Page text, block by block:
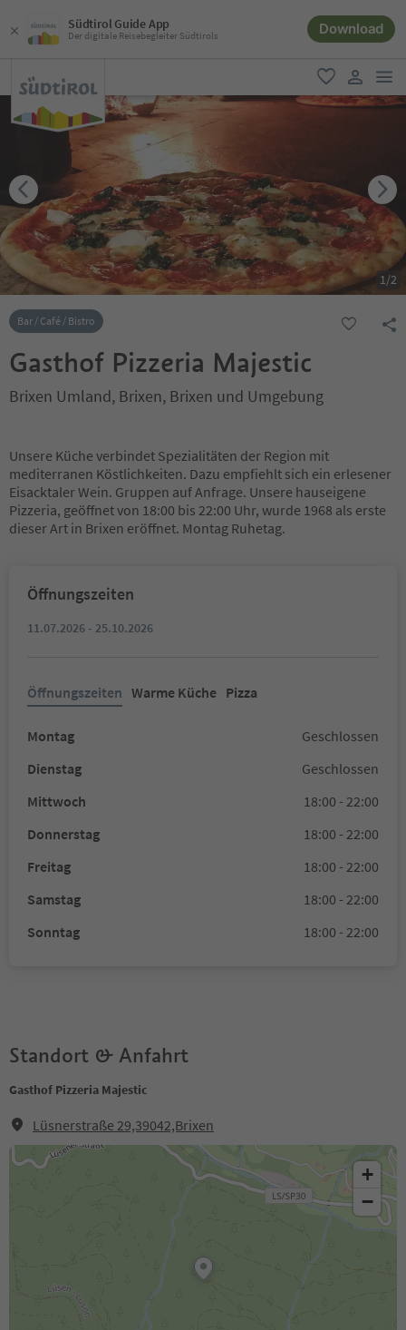
Südtirol Guide App
Der digitale Reisebegleiter Südtirols Download
favorit
user link
1/2
Bar / Café / Bistro
Gasthof Pizzeria Majestic
Brixen Umland, Brixen, Brixen und Umgebung
Unsere Küche verbindet Spezialitäten der Region mit
mediterranen Köstlichkeiten. Dazu empfiehlt sich ein erlesener
Eisacktaler Wein. Gruppen auf Anfrage. Unsere hauseigene
Pizzeria, geöffnet von 18:00 bis 22:00 Uhr, wurde 1968 als erste
dieser Art in Brixen eröffnet. Montag Ruhetag.
Öffnungszeiten
11.07.2026 - 25.10.2026
Öffnungszeiten Warme Küche Pizza
Montag
Geschlossen
Dienstag
Geschlossen
Mittwoch
18:00 - 22:00
Donnerstag
18:00 - 22:00
Freitag
18:00 - 22:00
Samstag
18:00 - 22:00
Sonntag
18:00 - 22:00
Standort & Anfahrt
Gasthof Pizzeria Majestic
Lüsnerstraße 29,39042,Brixen
+
−